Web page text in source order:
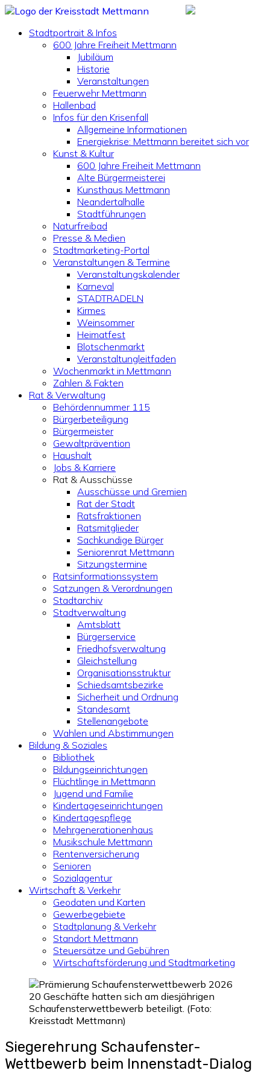
Stadtportrait & Infos
600 Jahre Freiheit Mettmann
Jubiläum
Historie
Veranstaltungen
Feuerwehr Mettmann
Hallenbad
Infos für den Krisenfall
Allgemeine Informationen
Energiekrise: Mettmann bereitet sich vor
Kunst & Kultur
600 Jahre Freiheit Mettmann
Alte Bürgermeisterei
Kunsthaus Mettmann
Neandertalhalle
Stadtführungen
Naturfreibad
Presse & Medien
Stadtmarketing-Portal
Veranstaltungen & Termine
Veranstaltungskalender
Karneval
STADTRADELN
Kirmes
Weinsommer
Heimatfest
Blotschenmarkt
Veranstaltungleitfaden
Wochenmarkt in Mettmann
Zahlen & Fakten
Rat & Verwaltung
Behördennummer 115
Bürgerbeteiligung
Bürgermeister
Gewaltprävention
Haushalt
Jobs & Karriere
Rat & Ausschüsse
Ausschüsse und Gremien
Rat der Stadt
Ratsfraktionen
Ratsmitglieder
Sachkundige Bürger
Seniorenrat Mettmann
Sitzungstermine
Ratsinformationssystem
Satzungen & Verordnungen
Stadtarchiv
Stadtverwaltung
Amtsblatt
Bürgerservice
Friedhofsverwaltung
Gleichstellung
Organisationsstruktur
Schiedsamtsbezirke
Sicherheit und Ordnung
Standesamt
Stellenangebote
Wahlen und Abstimmungen
Bildung & Soziales
Bibliothek
Bildungseinrichtungen
Flüchtlinge in Mettmann
Jugend und Familie
Kindertageseinrichtungen
Kindertagespflege
Mehrgenerationenhaus
Musikschule Mettmann
Rentenversicherung
Senioren
Sozialagentur
Wirtschaft & Verkehr
Geodaten und Karten
Gewerbegebiete
Stadtplanung & Verkehr
Standort Mettmann
Steuersätze und Gebühren
Wirtschaftsförderung und Stadtmarketing
20 Geschäfte hatten sich am diesjährigen
Schaufensterwettbewerb beteiligt. (Foto:
Kreisstadt Mettmann)
Siegerehrung Schaufenster-
Wettbewerb beim Innenstadt-Dialog